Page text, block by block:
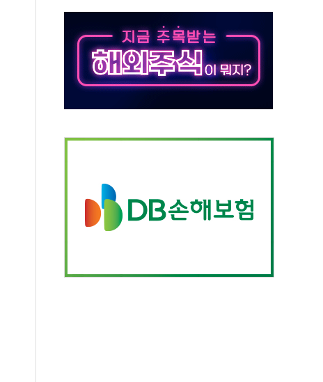
8~9일 최대 100mm 호우
결… 수니파 국가들의 새 안보 협력 구도
비온 59㎡ 18억원대
부-서울시 '정책 엇박자'